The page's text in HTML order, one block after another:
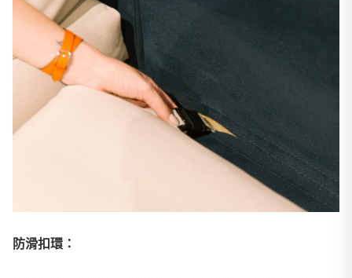
防滑扣環：